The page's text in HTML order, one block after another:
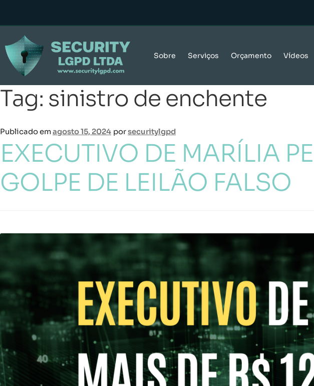
Sobre Serviços Orçamento Vídeos
Tag: sinistro de enchente
Publicado emagosto 15, 2024 porsecuritylgpd
EXECUTIVO DE MARÍLIA
GOLPE DE LEILÃO FALSO